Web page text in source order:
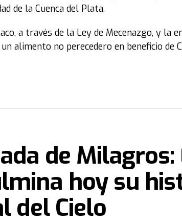
de la Cuenca del Plata.
a través de la Ley de Mecenazgo, y la
alimento no perecedero en beneficio de
de Milagros:
hoy su
del Cielo